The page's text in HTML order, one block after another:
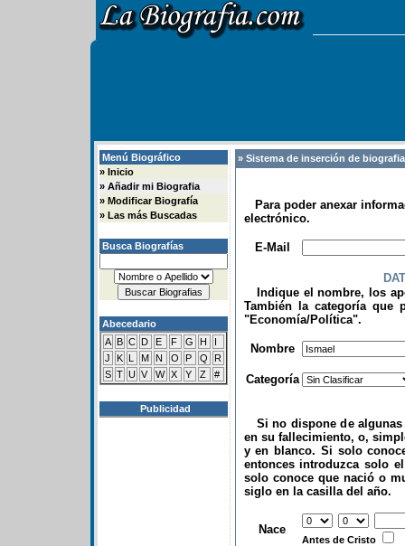
Menú Biográfico
» Inicio
» Añadir mi Biografia
» Modificar Biografía
» Las más Buscadas
Busca Biografías
Abecedario
A B C D E F G H
I
J
K L M N O P Q
R
S T U V W X Y Z #
Publicidad
» Sistema de inserción de
Para poder anexar
electrónico.
E-Mail
Indique el nombre, los
También la categoría que
"Economía/Política".
Nombre
Categoría
Si no dispone de algunas
en su fallecimiento, o,
y en blanco. Si solo
entonces introduzca solo
solo conoce que nació o
siglo en la casilla del año.
Nace
Antes de Cristo